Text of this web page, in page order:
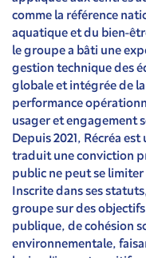
comme la référence
aquatique et du bien-
le groupe a bâti une
gestion technique des
globale et intégrée de
performance
usager et engagement
Depuis 2021, Récréa
traduit une conviction
public ne peut se
Inscrite dans ses
groupe sur des
publique, de cohésion
environnementale,